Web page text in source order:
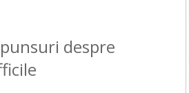
despre